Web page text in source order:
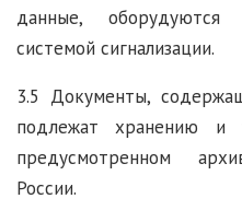
данные,
системой сигнализации.
3.5 Документы,
подлежат хранению и
предусмотренном
России.